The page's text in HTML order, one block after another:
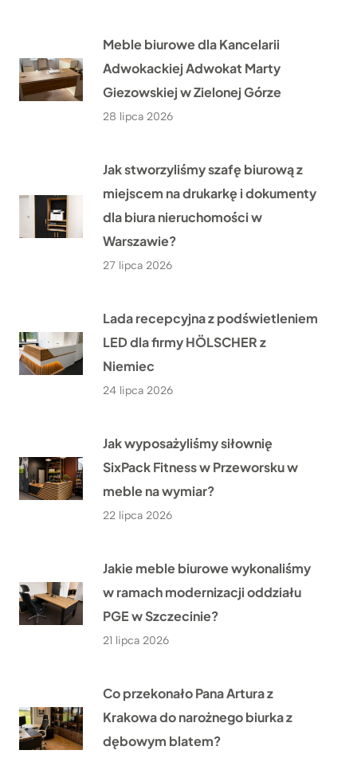
Meble biurowe dla Kancelarii
Adwokackiej Adwokat Marty
Giezowskiej w Zielonej Górze
28 lipca 2026
Jak stworzyliśmy szafę biurową z
miejscem na drukarkę i dokumenty
dla biura nieruchomości w
Warszawie?
27 lipca 2026
Lada recepcyjna z podświetleniem
LED dla firmy HÖLSCHER z
Niemiec
24 lipca 2026
Jak wyposażyliśmy siłownię
SixPack Fitness w Przeworsku w
meble na wymiar?
22 lipca 2026
Jakie meble biurowe wykonaliśmy
w ramach modernizacji oddziału
PGE w Szczecinie?
21 lipca 2026
Co przekonało Pana Artura z
Krakowa do narożnego biurka z
dębowym blatem?